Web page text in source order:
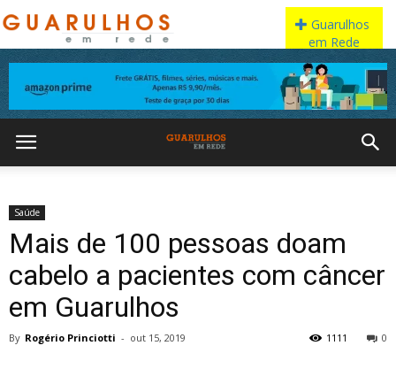
Saúde
Mais de 100 pessoas doam
cabelo a pacientes com câncer
em Guarulhos
By Rogério Princiotti - out 15, 2019 0
1111